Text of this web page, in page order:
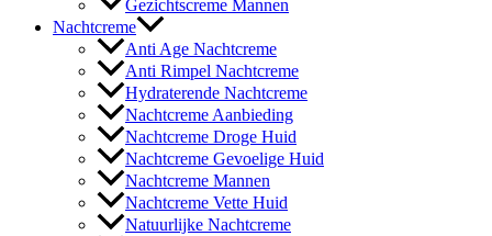
Gezichtscreme Mannen
Nachtcreme
Anti Age Nachtcreme
Anti Rimpel Nachtcreme
Hydraterende Nachtcreme
Nachtcreme Aanbieding
Nachtcreme Droge Huid
Nachtcreme Gevoelige Huid
Nachtcreme Mannen
Nachtcreme Vette Huid
Natuurlijke Nachtcreme